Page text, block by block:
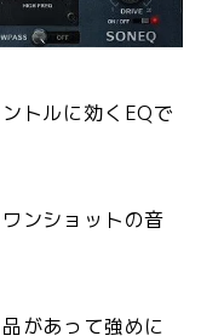
トルに効くEQで
ンショットの音
があって強めに